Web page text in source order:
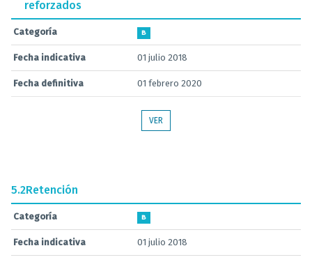
reforzados
Categoría B
Fecha indicativa 01 julio 2018
Fecha definitiva 01 febrero 2020
VER
5.2Retención
Categoría B
Fecha indicativa 01 julio 2018